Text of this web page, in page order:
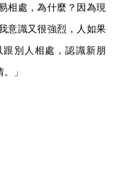
相處，為什麼？因為現
意識又很強烈，人如果
別人相處，認識新朋
」